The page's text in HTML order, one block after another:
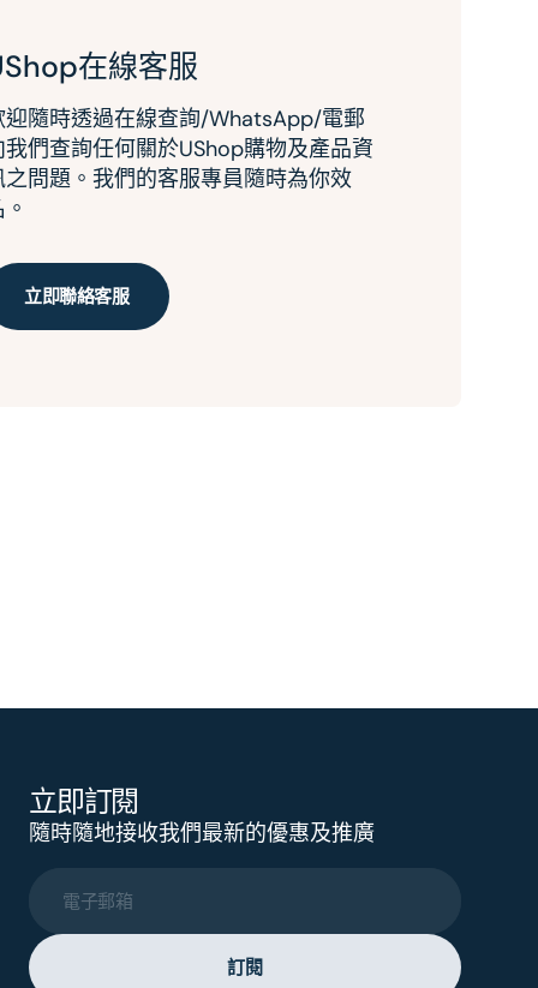
在線客服
迎隨時透過在線查詢/WhatsApp/電郵
我們查詢任何關於UShop購物及產品資
之問題。我們的客服專員隨時為你效
立即聯絡客服
立即訂閱
隨時隨地接收我們最新的優惠及推廣
電子郵箱
訂閱